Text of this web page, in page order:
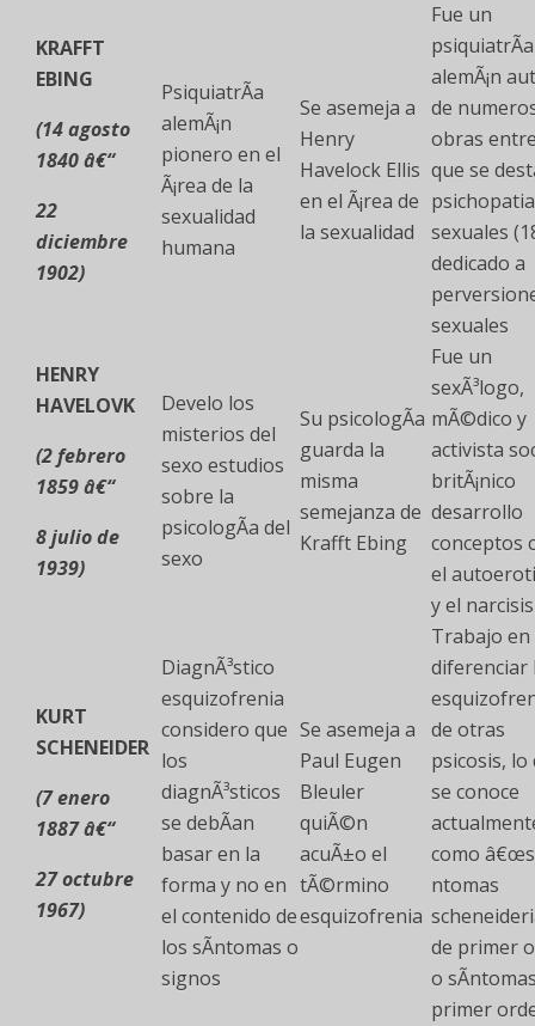
KRAFFT
EBING
(14 agosto
1840 â€“
22
diciembre
1902)
PsiquiatrÃ­a
alemÃ¡n
pionero en el
Ã¡rea de la
sexualidad
humana
Se asemeja a
Henry
Havelock Ellis
en el Ã¡rea de
la sexualidad
Fue un
psiquiatrÃ­a
alemÃ¡n
de
obras
que se
psichopatia
sexuales
dedicado a
sexuales
HENRY
HAVELOVK
(2 febrero
1859 â€“
8 julio de
1939)
Develo los
misterios del
sexo estudios
sobre la
psicologÃ­a del
sexo
Su psicologÃ­a
guarda la
misma
semejanza de
Krafft Ebing
Fue un
sexÃ³logo,
mÃ©dico y
activista
britÃ¡nico
desarrollo
conceptos
el
y el
KURT
SCHENEIDER
(7 enero
1887 â€“
27 octubre
1967)
DiagnÃ³stico
esquizofrenia
considero que
los
diagnÃ³sticos
se debÃ­an
basar en la
forma y no en
el contenido de
los sÃ­ntomas o
signos
Se asemeja a
Paul Eugen
Bleuler
quiÃ©n
acuÃ±o el
tÃ©rmino
esquizofrenia
Trabajo en
diferenciar
de otras
psicosis, lo
se conoce
como
ntomas
de primer
o
primer